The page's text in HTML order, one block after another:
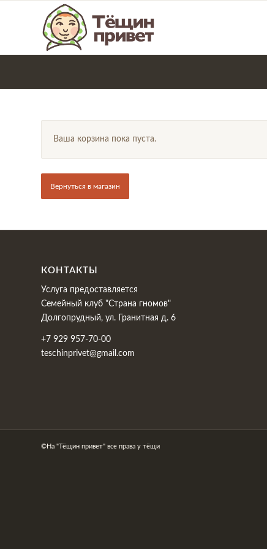
Ваша корзина пока пуста.
Вернуться в магазин
КОНТАКТЫ
Услуга предоставляется
Семейный клуб "Страна гномов"
Долгопрудный, ул. Гранитная д. 6
+7 929 957-70-00
teschinprivet@gmail.com
©На "Тёщин привет" все права у тёщи